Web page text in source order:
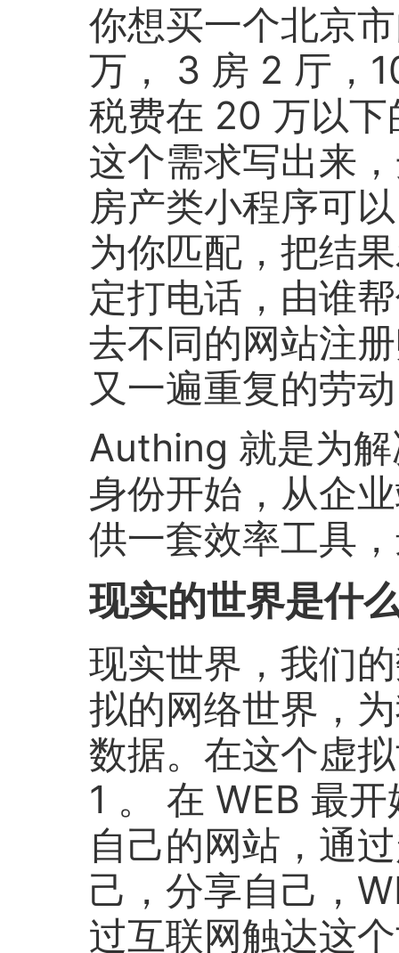
你想买一个北京
万， 3 房 2 厅，
税费在 20 万以
这个需求写出来
房产类小程序可
为你匹配，把结
定打电话，由谁
去不同的网站注
又一遍重复的劳
Authing 就是为
身份开始，从企
供一套效率工具
现实的世界是什
现实世界，我们
拟的网络世界，
数据。在这个虚
1 。 在 WEB 最
自己的网站，通
己，分享自己，
过互联网触达这